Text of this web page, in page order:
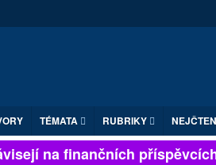
TÉMATA RUBRIKY
na finančních příspěvcích